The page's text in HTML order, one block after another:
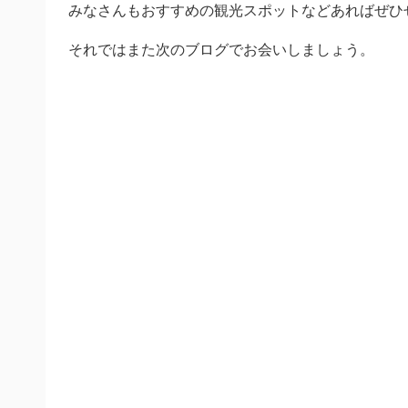
みなさんもおすすめの観光スポットなどあればぜひ
それではまた次のブログでお会いしましょう。